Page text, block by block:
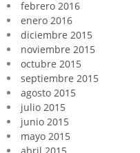
febrero 2016
enero 2016
diciembre 2015
noviembre 2015
octubre 2015
septiembre 2015
agosto 2015
julio 2015
junio 2015
mayo 2015